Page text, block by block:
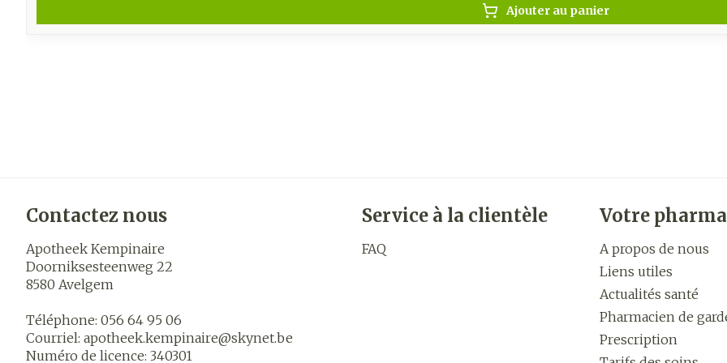
Ajouter au panier
Contactez nous
Apotheek Kempinaire
Doorniksesteenweg 22
8580 Avelgem
Téléphone: 056 64 95 06
Courriel: apotheek.kempinaire@skynet.be
Numéro de licence: 340301
Service à la clientèle
FAQ
Votre
A propos de nous
Liens utiles
Actualités santé
Pharmacien de
Prescription